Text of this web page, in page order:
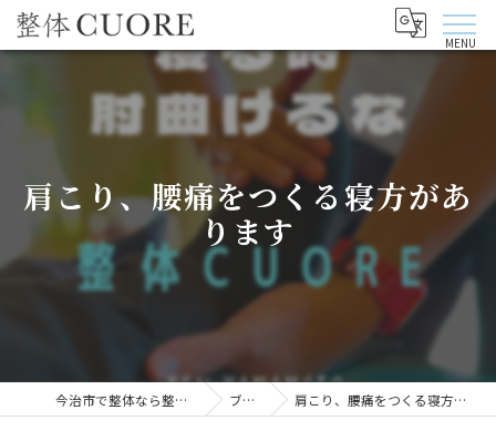
肩こり、腰痛をつくる寝方があ
ります
今治市で整体なら整体CUORE ブログ 肩こり、腰痛をつくる寝方があります